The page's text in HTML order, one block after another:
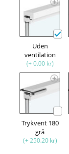
Uden
ventilation
(+ 0.00 kr)
Trykvent 180
grå
(+ 250.20 kr)